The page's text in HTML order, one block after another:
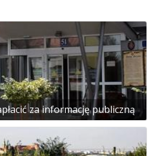
za informację publiczną